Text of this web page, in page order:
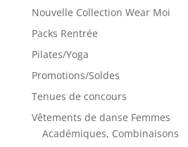
Nouvelle Collection Wear Moi
Packs Rentrée
Pilates/Yoga
Promotions/Soldes
Tenues de concours
Vêtements de danse Femmes
Académiques, Combinaisons